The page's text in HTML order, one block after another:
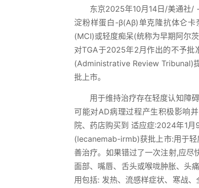
东京2025年10月14日/美通社/
淀粉样蛋白-β(Aβ)单克隆抗体仑
(MCI)或轻度痴呆(统称为早期阿尔
对TGA于2025年2月作出的不予批
(Administrative Review Tribunal)
批上市。
用于维持治疗存在轻度认知障
可能对AD病理过程产生积极影响
院、药店购买到 适应症:2024年1
(lecanemab-irmb)获批上市:用于
善治疗。如果错过了一次注射,应
面部、嘴唇、舌头或喉咙肿胀、头
用包括: 发热、流感样症状、寒战